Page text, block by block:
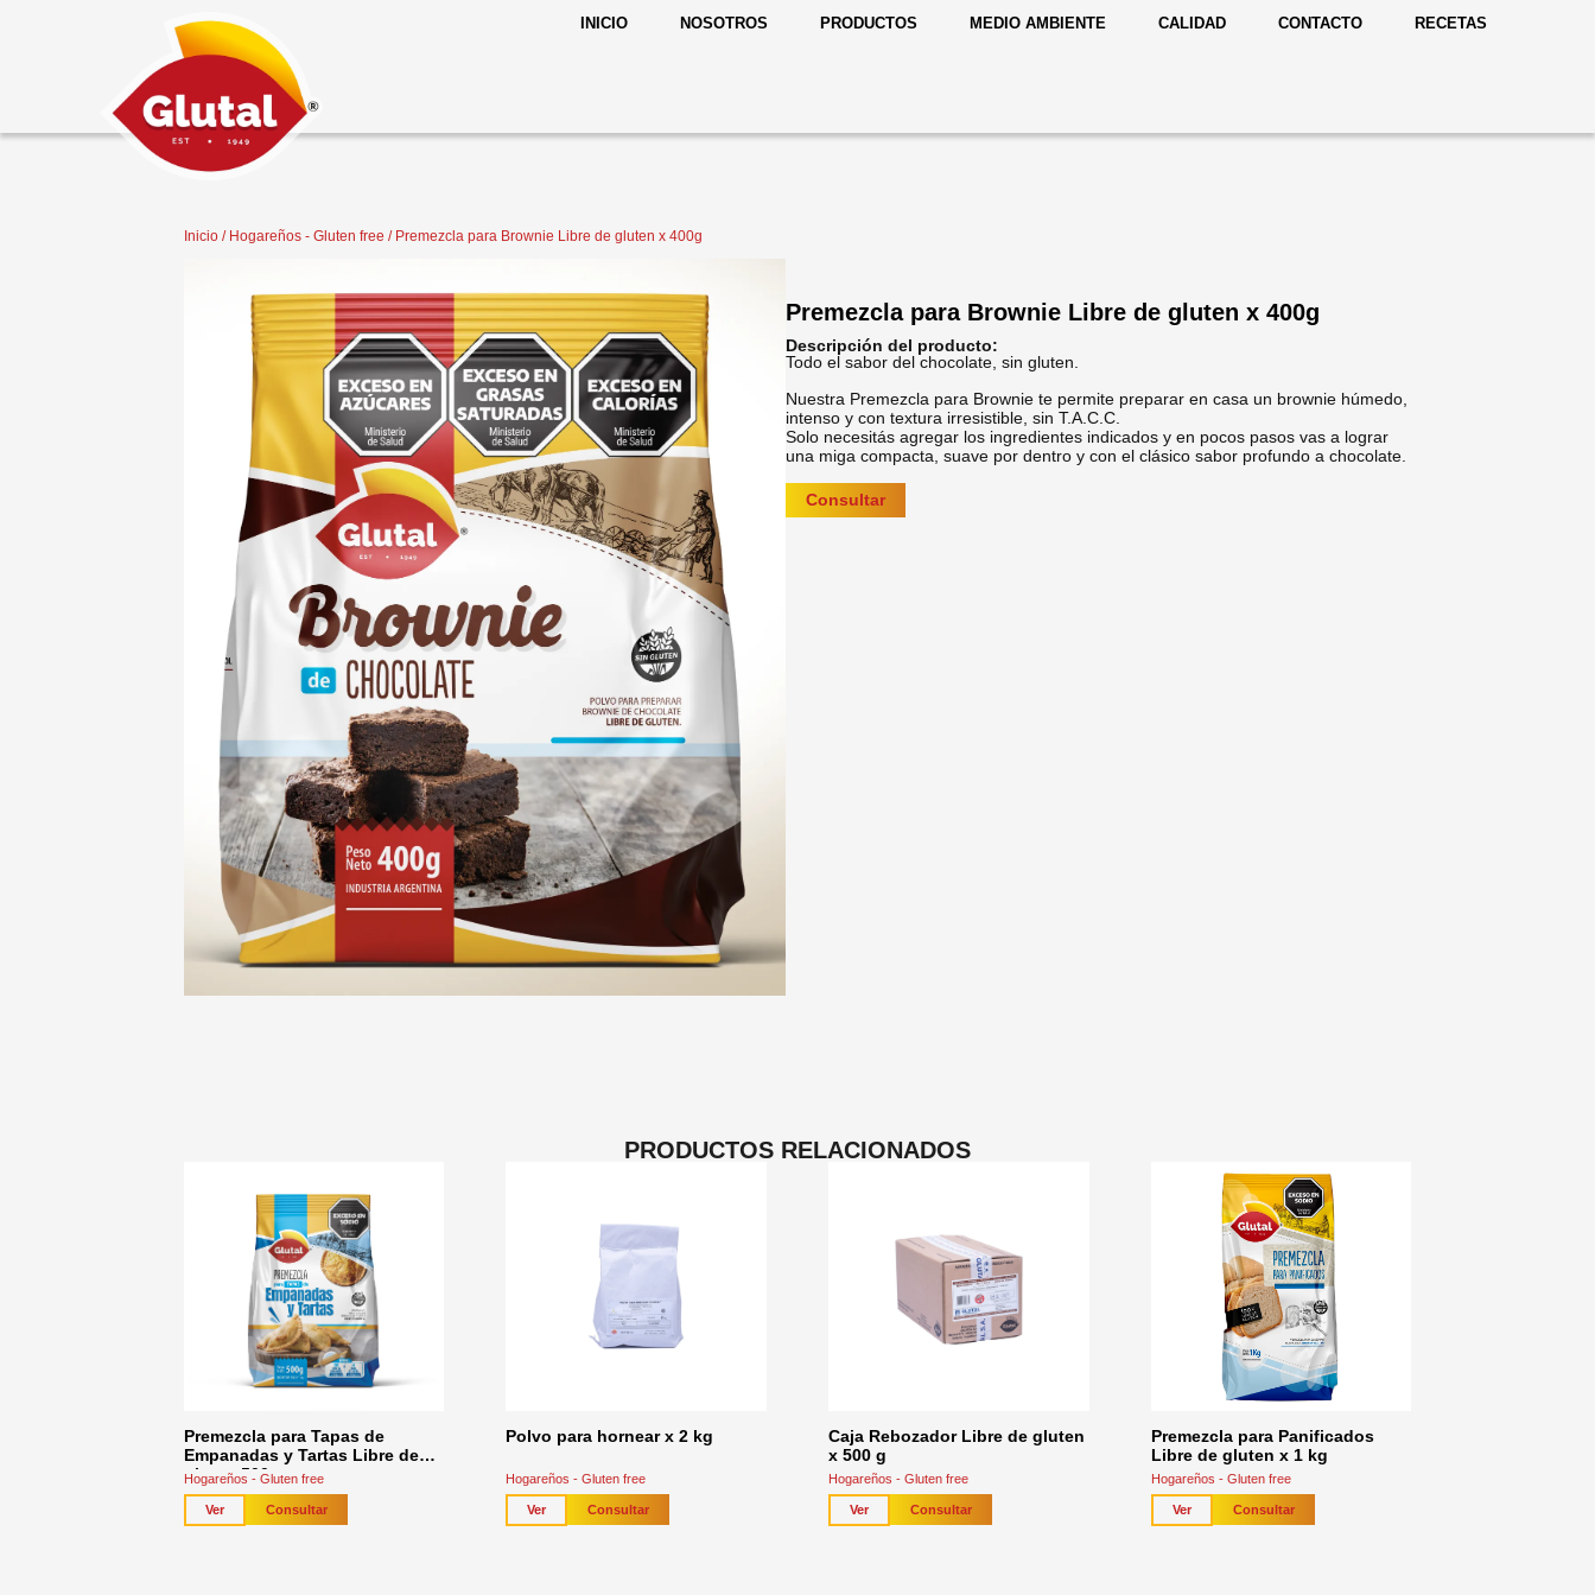
INICIO NOSOTROS PRODUCTOS MEDIO AMBIENTE CALIDAD CONTACTO RECETAS
Inicio/ Hogareños - Gluten free / Premezcla para Brownie Libre de gluten x 400g
Premezcla para Brownie Libre de gluten x 400g
Descripción del producto:
Todo el sabor del chocolate, sin gluten.
Nuestra Premezcla para Brownie te permite preparar en casa un brownie húmedo,
intenso y con textura irresistible, sin T.A.C.C.
Solo necesitás agregar los ingredientes indicados y en pocos pasos vas a lograr
una miga compacta, suave por dentro y con el clásico sabor profundo a chocolate.
Consultar
PRODUCTOS RELACIONADOS
Premezcla para Tapas de
Empanadas y Tartas Libre de
gluten 500 g
Hogareños - Gluten free
Ver Consultar
Polvo para hornear x 2 kg
Hogareños - Gluten free
Ver Consultar
Caja Rebozador Libre de gluten
x 500 g
Hogareños - Gluten free
Ver Consultar
Premezcla para Panificados
Libre de gluten x 1 kg
Hogareños - Gluten free
Ver Consultar